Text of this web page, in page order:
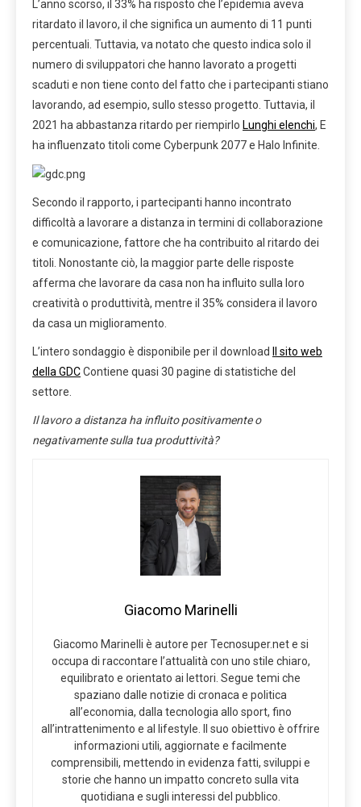
L’anno scorso, il 33% ha risposto che l’epidemia aveva
ritardato il lavoro, il che significa un aumento di 11 punti
percentuali. Tuttavia, va notato che questo indica solo il
numero di sviluppatori che hanno lavorato a progetti
scaduti e non tiene conto del fatto che i partecipanti stiano
lavorando, ad esempio, sullo stesso progetto. Tuttavia, il
2021 ha abbastanza ritardo per riempirlo Lunghi elenchi, E
ha influenzato titoli come Cyberpunk 2077 e Halo Infinite.
Secondo il rapporto, i partecipanti hanno incontrato
difficoltà a lavorare a distanza in termini di collaborazione
e comunicazione, fattore che ha contribuito al ritardo dei
titoli. Nonostante ciò, la maggior parte delle risposte
afferma che lavorare da casa non ha influito sulla loro
creatività o produttività, mentre il 35% considera il lavoro
da casa un miglioramento.
L’intero sondaggio è disponibile per il download Il sito web
della GDCContiene quasi 30 pagine di statistiche del
settore.
Il lavoro a distanza ha influito positivamente o
negativamente sulla tua produttività?
Giacomo Marinelli
Giacomo Marinelli è autore per Tecnosuper.net e si
occupa di raccontare l’attualità con uno stile chiaro,
equilibrato e orientato ai lettori. Segue temi che
spaziano dalle notizie di cronaca e politica
all’economia, dalla tecnologia allo sport, fino
all’intrattenimento e al lifestyle. Il suo obiettivo è offrire
informazioni utili, aggiornate e facilmente
comprensibili, mettendo in evidenza fatti, sviluppi e
storie che hanno un impatto concreto sulla vita
quotidiana e sugli interessi del pubblico.